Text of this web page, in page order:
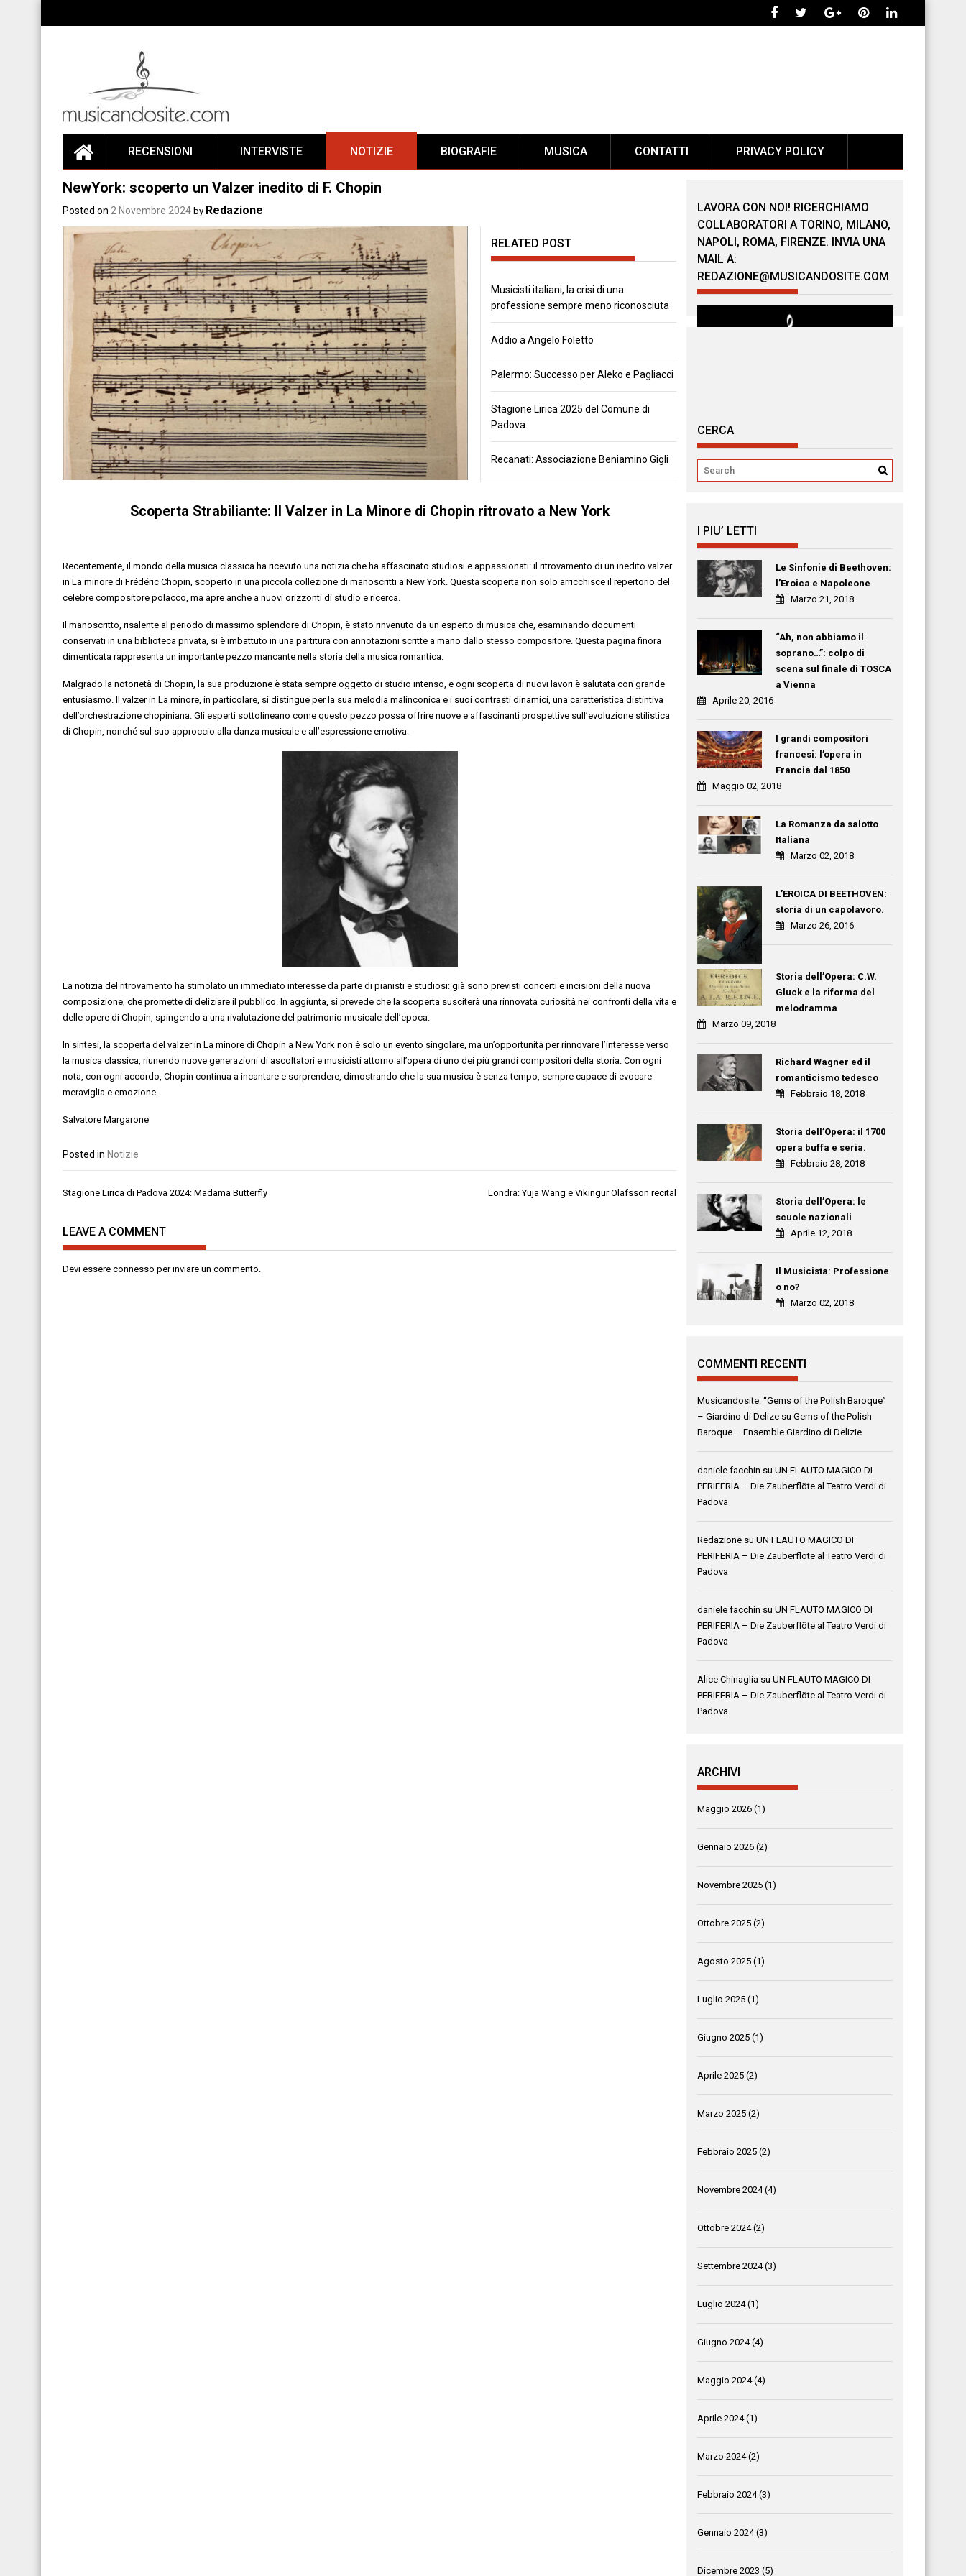
RECENSIONI INTERVISTE NOTIZIE BIOGRAFIE MUSICA CONTATTI PRIVACY POLICY
NewYork: scoperto un Valzer inedito di F. Chopin
Posted on 2 Novembre 2024 by Redazione
RELATED POST
Musicisti italiani, la crisi di una
professione sempre meno riconosciuta
Addio a Angelo Foletto
Palermo: Successo per Aleko e Pagliacci
Stagione Lirica 2025 del Comune di
Padova
Recanati: Associazione Beniamino Gigli
Scoperta Strabiliante: Il Valzer in La Minore di Chopin ritrovato a New York
Recentemente, il mondo della musica classica ha ricevuto una notizia che ha affascinato studiosi e appassionati: il ritrovamento di un inedito valzer
in La minore di Frédéric Chopin, scoperto in una piccola collezione di manoscritti a New York. Questa scoperta non solo arricchisce il repertorio del
celebre compositore polacco, ma apre anche a nuovi orizzonti di studio e ricerca.
Il manoscritto, risalente al periodo di massimo splendore di Chopin, è stato rinvenuto da un esperto di musica che, esaminando documenti
conservati in una biblioteca privata, si è imbattuto in una partitura con annotazioni scritte a mano dallo stesso compositore. Questa pagina finora
dimenticata rappresenta un importante pezzo mancante nella storia della musica romantica.
Malgrado la notorietà di Chopin, la sua produzione è stata sempre oggetto di studio intenso, e ogni scoperta di nuovi lavori è salutata con grande
entusiasmo. Il valzer in La minore, in particolare, si distingue per la sua melodia malinconica e i suoi contrasti dinamici, una caratteristica distintiva
dell’orchestrazione chopiniana. Gli esperti sottolineano come questo pezzo possa offrire nuove e affascinanti prospettive sull’evoluzione stilistica
di Chopin, nonché sul suo approccio alla danza musicale e all’espressione emotiva.
La notizia del ritrovamento ha stimolato un immediato interesse da parte di pianisti e studiosi: già sono previsti concerti e incisioni della nuova
composizione, che promette di deliziare il pubblico. In aggiunta, si prevede che la scoperta susciterà una rinnovata curiosità nei confronti della vita e
delle opere di Chopin, spingendo a una rivalutazione del patrimonio musicale dell’epoca.
In sintesi, la scoperta del valzer in La minore di Chopin a New York non è solo un evento singolare, ma un’opportunità per rinnovare l’interesse verso
la musica classica, riunendo nuove generazioni di ascoltatori e musicisti attorno all’opera di uno dei più grandi compositori della storia. Con ogni
nota, con ogni accordo, Chopin continua a incantare e sorprendere, dimostrando che la sua musica è senza tempo, sempre capace di evocare
meraviglia e emozione.
Salvatore Margarone
Posted in Notizie
Navigazione
Stagione Lirica di Padova 2024: Madama Butterfly Londra: Yuja Wang e Vikingur Olafsson recital
LEAVE A COMMENT
Devi essere connesso per inviare un commento.
LAVORA CON NOI! RICERCHIAMO
COLLABORATORI A TORINO, MILANO,
NAPOLI, ROMA, FIRENZE. INVIA UNA
MAIL A:
REDAZIONE@MUSICANDOSITE.COM
CERCA
I PIU’ LETTI
Le Sinfonie di Beethoven:
l’Eroica e Napoleone
Marzo 21, 2018
“Ah, non abbiamo il
soprano…”: colpo di
scena sul finale di TOSCA
a Vienna
Aprile 20, 2016
I grandi compositori
francesi: l’opera in
Francia dal 1850
Maggio 02, 2018
La Romanza da salotto
Italiana
Marzo 02, 2018
L’EROICA DI BEETHOVEN:
storia di un capolavoro.
Marzo 26, 2016
Storia dell’Opera: C.W.
Gluck e la riforma del
melodramma
Marzo 09, 2018
Richard Wagner ed il
romanticismo tedesco
Febbraio 18, 2018
Storia dell’Opera: il 1700
opera buffa e seria.
Febbraio 28, 2018
Storia dell’Opera: le
scuole nazionali
Aprile 12, 2018
Il Musicista: Professione
o no?
Marzo 02, 2018
COMMENTI RECENTI
Musicandosite: “Gems of the Polish Baroque”
– Giardino di Delize suGems of the Polish
Baroque – Ensemble Giardino di Delizie
daniele facchin suUN FLAUTO MAGICO DI
PERIFERIA – Die Zauberflöte al Teatro Verdi di
Padova
Redazione suUN FLAUTO MAGICO DI
PERIFERIA – Die Zauberflöte al Teatro Verdi di
Padova
daniele facchin suUN FLAUTO MAGICO DI
PERIFERIA – Die Zauberflöte al Teatro Verdi di
Padova
Alice Chinaglia suUN FLAUTO MAGICO DI
PERIFERIA – Die Zauberflöte al Teatro Verdi di
Padova
ARCHIVI
Maggio 2026 (1)
Gennaio 2026 (2)
Novembre 2025 (1)
Ottobre 2025 (2)
Agosto 2025 (1)
Luglio 2025 (1)
Giugno 2025 (1)
Aprile 2025 (2)
Marzo 2025 (2)
Febbraio 2025 (2)
Novembre 2024(4)
Ottobre 2024(2)
Settembre 2024(3)
Luglio 2024(1)
Giugno 2024(4)
Maggio 2024(4)
Aprile 2024(1)
Marzo 2024(2)
Febbraio 2024(3)
Gennaio 2024(3)
Dicembre 2023 (5)